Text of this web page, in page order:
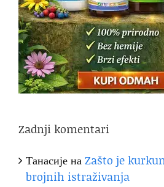
Zadnji komentari
ТанасијенаZašto je
brojnih istraživanja